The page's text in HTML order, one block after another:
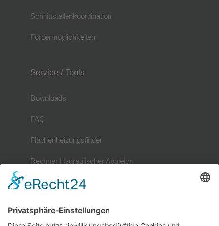
Schnittstellenkoordination
Fördermöglichkeiten
Service / Tools
Downloads
FAQ
Flächenheizungsfinder
Rechner Hydraulischer Abgleich
Mitglieder